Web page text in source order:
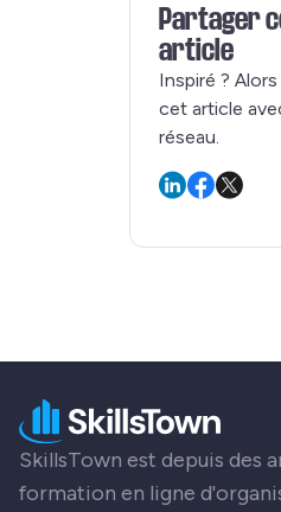
Partager
article
Inspiré ?
cet article
réseau.
SkillsTown est depuis des
formation en ligne